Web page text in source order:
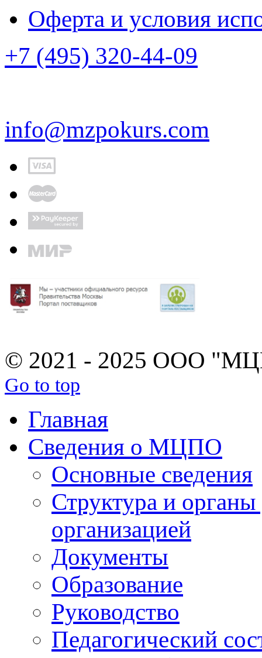
Оферта и условия
+7 (495) 320-44-09
info@mzpokurs.com
© 2021 - 2025 ООО
Go to top
Главная
Сведения о МЦПО
Основные сведения
Структура и органы
организацией
Документы
Образование
Руководство
Педагогический